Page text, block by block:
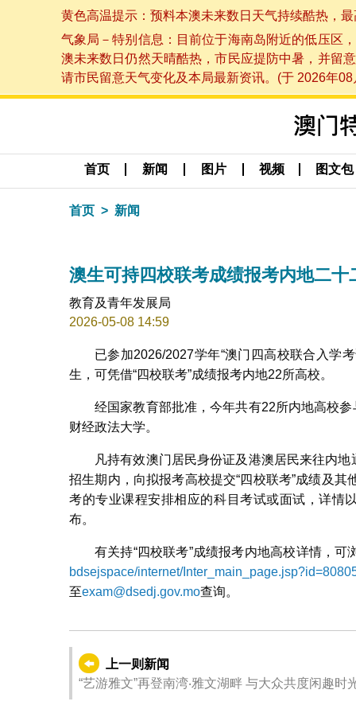
黄色高温提示：预料本澳未来数日天气持续酷热，
气象局－特别信息：目前位于海南岛附近的低压区
澳未来数日仍然天晴酷热，市民应提防中暑，并留
请市民留意天气变化及本局最新资讯。(于 2026年
首页 新闻 图片 视频 图文包
首页 新闻
澳生可持四校联考成绩报考内地二十
教育及青年发展局
2026-05-08 14:59
已参加2026/2027学年“澳门四高校联合入学
生，可凭借“四校联考”成绩报考内地22所高校。
经国家教育部批准，今年共有22所内地高校
财经政法大学。
凡持有效澳门居民身份证及港澳居民来往内
招生期内，向拟报考高校提交“四校联考”成绩及
考的专业课程安排相应的科目考试或面试，详情
布。
有关持“四校联考”成绩报考内地高校详情，可
bdsejspace/internet/
至exam@dsedj.gov.mo查询。
上一则新闻
“艺游雅文”再登南湾‧雅文湖畔 与大众共度闲趣时